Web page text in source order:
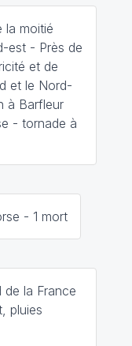
la moitié
est - Près de
et de
et le Nord-
à Barfleur
- tornade à
- 1 mort
de la France
pluies